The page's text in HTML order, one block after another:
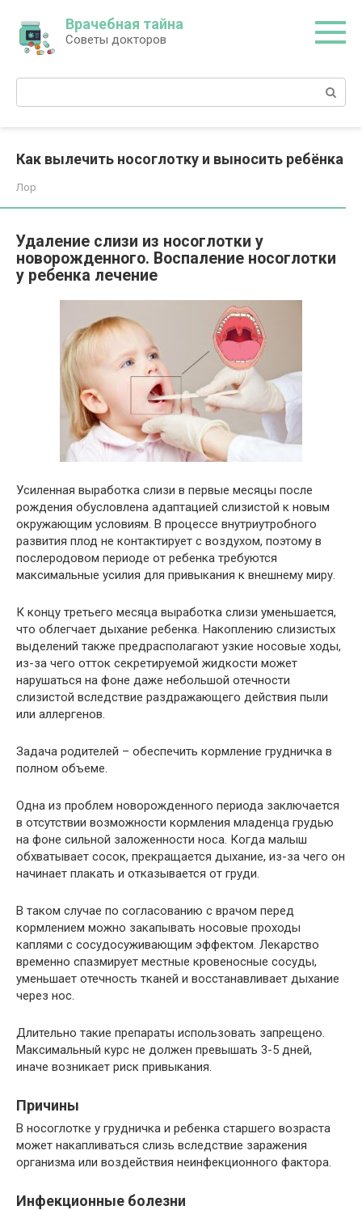
контенту
Врачебная тайна
Советы докторов
Поиск:
Как вылечить носоглотку и выносить ребёнка
Лор
Удаление слизи из носоглотки у
новорожденного. Воспаление носоглотки
у ребенка лечение
Усиленная выработка слизи в первые месяцы после
рождения обусловлена адаптацией слизистой к новым
окружающим условиям. В процессе внутриутробного
развития плод не контактирует с воздухом, поэтому в
послеродовом периоде от ребенка требуются
максимальные усилия для привыкания к внешнему миру.
К концу третьего месяца выработка слизи уменьшается,
что облегчает дыхание ребенка. Накоплению слизистых
выделений также предрасполагают узкие носовые ходы,
из-за чего отток секретируемой жидкости может
нарушаться на фоне даже небольшой отечности
слизистой вследствие раздражающего действия пыли
или аллергенов.
Задача родителей – обеспечить кормление грудничка в
полном объеме.
Одна из проблем новорожденного периода заключается
в отсутствии возможности кормления младенца грудью
на фоне сильной заложенности носа. Когда малыш
обхватывает сосок, прекращается дыхание, из-за чего он
начинает плакать и отказывается от груди.
В таком случае по согласованию с врачом перед
кормлением можно закапывать носовые проходы
каплями с сосудосуживающим эффектом. Лекарство
временно спазмирует местные кровеносные сосуды,
уменьшает отечность тканей и восстанавливает дыхание
через нос.
Длительно такие препараты использовать запрещено.
Максимальный курс не должен превышать 3-5 дней,
иначе возникает риск привыкания.
Причины
В носоглотке у грудничка и ребенка старшего возраста
может накапливаться слизь вследствие заражения
организма или воздействия неинфекционного фактора.
Инфекционные болезни